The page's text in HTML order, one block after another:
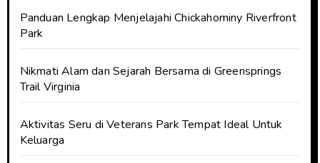
Panduan Lengkap Menjelajahi Chickahominy Riverfront
Park
Nikmati Alam dan Sejarah Bersama di Greensprings
Trail Virginia
Aktivitas Seru di Veterans Park Tempat Ideal Untuk
Keluarga